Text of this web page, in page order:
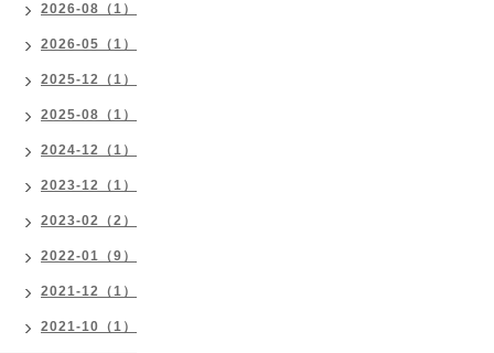
2026-08（1）
2026-05（1）
2025-12（1）
2025-08（1）
2024-12（1）
2023-12（1）
2023-02（2）
2022-01（9）
2021-12（1）
2021-10（1）